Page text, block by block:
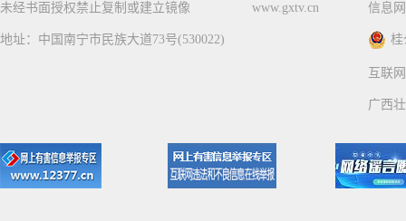
未经书面授权禁止复制或建立镜像
地址：中国南宁市民族大道73号(530022)
www.gxtv.cn 信息
桂
互联
广西